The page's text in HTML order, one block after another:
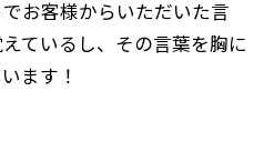
お客様からいただいた言
ているし、その言葉を胸に
ます！